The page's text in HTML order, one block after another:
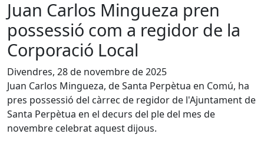
Juan Carlos Mingueza pren
possessió com a regidor de la
Corporació Local
Divendres, 28 de novembre de 2025
Juan Carlos Mingueza, de Santa Perpètua en Comú, ha
pres possessió del càrrec de regidor de l'Ajuntament de
Santa Perpètua en el decurs del ple del mes de
novembre celebrat aquest dijous.